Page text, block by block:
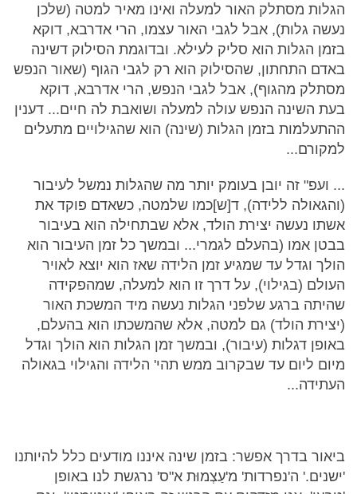
הגלות מסתלק האור למעלה ואינו מאיר למטה (שלכן
נעשה גלות), אבל לגבי האור עצמו, הרי אדרבא, דוקא
בזמן הגלות הוא סליק לעילא. ובדוגמת הסילוק דשינה
באדם התחתון, שהסילוק הוא רק לגבי הגוף (שאור הנפש
מסתלק מהגוף), אבל לגבי הנפש, הרי אדרבא, דוקא
בעת השינה הנפש עולה למעלה ושואבת לה חיים... דענין
ההתעלמות בזמן הגלות (שינה) הוא שהגילויים מתעלים
למקורם...
... ועפ" זה יובן בעומק יותר מה שהגלות נמשל לעיבור
(והגאולה ללידה), ד[ש]כמו שלמטה, כשאדם פוקד את
אשתו נעשה יצירת הולד, אלא שבתחילה הוא בעיבור
בבטן אמו (בהעלם לגמרי... ובמשך כל זמן העיבור הוא
הולך וגדל עד שמגיע זמן הלידה שאז הוא יוצא לאויר
העולם (בגילוי), על דרך זו הוא למעלה, שמהפקידה
שהיתה ברגע שלפני הגלות נעשה מיד המשכת האור
(יצירת הולד) גם למטה, אלא שהמשכתו הוא בהעלם,
באופן דגלות (עיבור), ובמשך זמן הגלות הוא הולך וגדל
מיום ליום עד שבקרוב ממש תהי' הלידה והגילוי בגאולה
העתידה...
ביאור בדרך אפשר: בזמן שינה איננו מודעים כלל להיותנו
'ישנים.' ה'נפרדות' מ'עַצְמוּת א"ס' נרגשת לנו באופן